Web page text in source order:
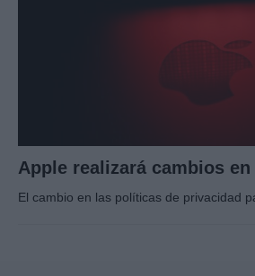
Apple realizará cambios
El cambio en las políticas de privacidad